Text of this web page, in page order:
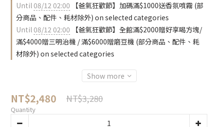
Until08/12 02:00 【爸氣狂歡節】加碼滿$1000送香氛噴霧 (部
分商品、配件、耗材除外) on selected categories
Until08/12 02:00 【爸氣狂歡節】全館滿$2000贈好享喝方塊/
滿$4000贈三明治機 / 滿$6000贈磨豆機 (部分商品、配件、耗
材除外) on selected categories
Show more
NT$2,480 NT$3,280
Quantity